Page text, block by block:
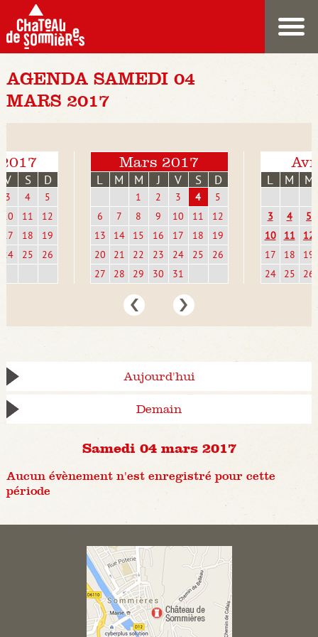
AGENDA SAMEDI 04
MARS 2017
V S D
3 4
5
10
11
12
17
18
19
24
25 26
Mars 2017
L M M J V S D
1 2 3 4
5
6
7 8 9 10 11
12
13
14 15 16 17 18
19
20
21 22 23 24 25
26
27
28 29 30 31
L M M
3 4
5
10
11
12
17
18
19
24
25 26
Aujourd'hui
Demain
Samedi 04 mars 2017
Aucun évènement n'est enregistré pour cette
période